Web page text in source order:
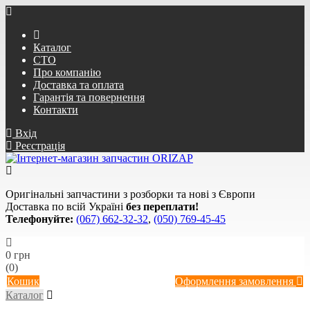
Каталог
СТО
Про компанію
Доставка та оплата
Гарантія та повернення
Контакти
Вхід
Реєстрація
Оригінальні запчастини з розборки та нові з Європи
Доставка по всій Україні без переплати!
Телефонуйте: (067) 662-32-32, (050) 769-45-45
0 грн
(0)
Кошик
Оформлення замовлення
Каталог